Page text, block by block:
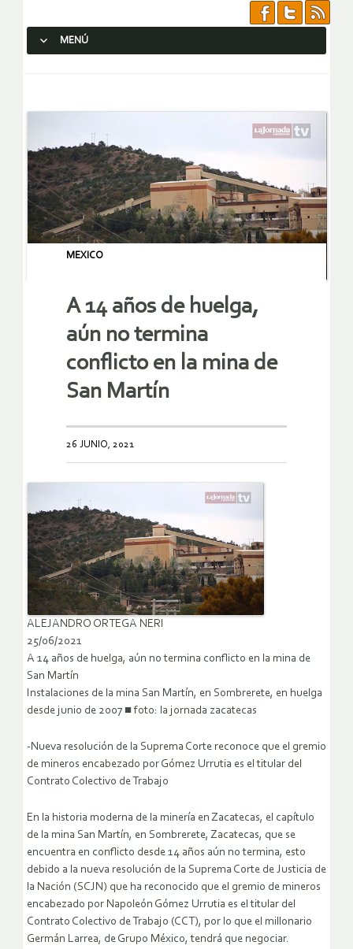
MENÚ
MEXICO
A 14 años de huelga,
aún no termina
conflicto en la mina de
San Martín
26 JUNIO, 2021
ALEJANDRO ORTEGA NERI
25/06/2021
A 14 años de huelga, aún no termina conflicto en la mina de
San Martín
Instalaciones de la mina San Martín, en Sombrerete, en huelga
desde junio de 2007 ■ foto: la jornada zacatecas
-Nueva resolución de la Suprema Corte reconoce que el gremio
de mineros encabezado por Gómez Urrutia es el titular del
Contrato Colectivo de Trabajo
En la historia moderna de la minería en Zacatecas, el capítulo
de la mina San Martín, en Sombrerete, Zacatecas, que se
encuentra en conflicto desde 14 años aún no termina, esto
debido a la nueva resolución de la Suprema Corte de Justicia de
la Nación (SCJN) que ha reconocido que el gremio de mineros
encabezado por Napoleón Gómez Urrutia es el titular del
Contrato Colectivo de Trabajo (CCT), por lo que el millonario
Germán Larrea, de Grupo México, tendrá que negociar.